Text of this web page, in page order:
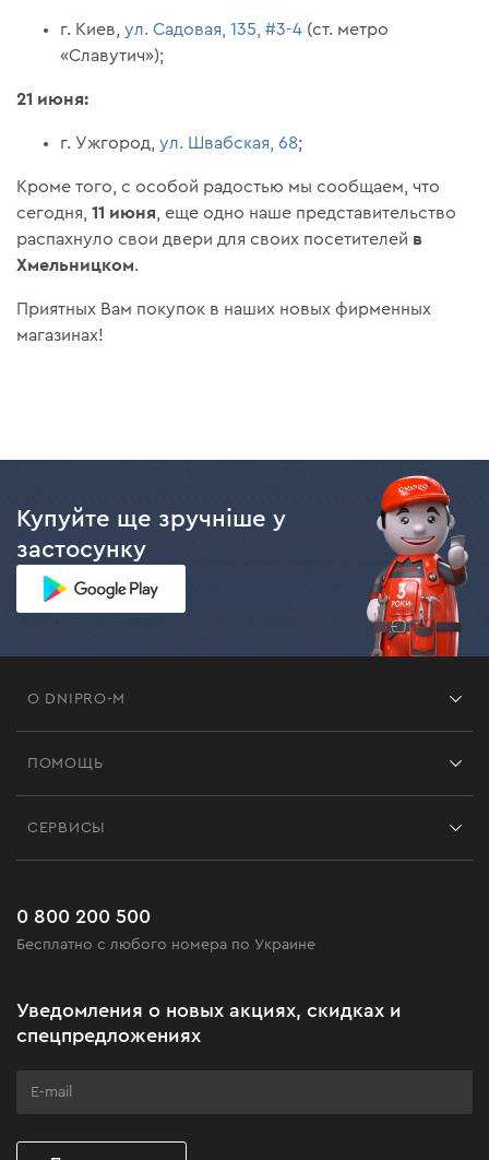
г. Киев,ул. Садовая, 135, #3-4 (ст. метро
«Славутич»);
21 июня:
г. Ужгород,ул. Швабская, 68;
Кроме того, с особой радостью мы сообщаем, что
сегодня,11 июня , еще одно наше представительство
распахнуло свои двери для своих посетителей в
Хмельницком.
Приятных Вам покупок в наших новых фирменных
магазинах!
Купуйте ще зручніше у
застосунку
О DNIPRO-M
Черная пятница
Клуб мастерства
ПОМОЩЬ
Часто задаваемые вопросы
СЕРВИСЫ
0 800 200 500
Бесплатно с любого номера по Украине
Уведомления о новых акциях, скидках и
спецпредложениях